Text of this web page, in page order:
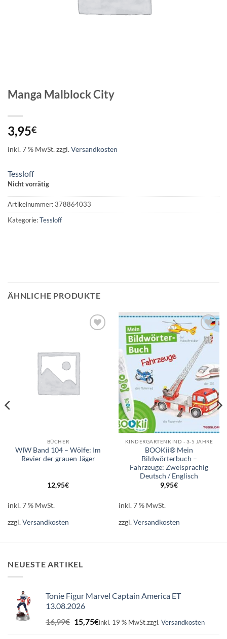
Manga Malblock City
3,95€
inkl. 7 % MwSt.zzgl.Versandkosten
Tessloff
Nicht vorrätig
Artikelnummer:378864033
Kategorie:Tessloff
ÄHNLICHE PRODUKTE
BÜCHER
WIW Band 104 – Wölfe: Im
Revier der grauen Jäger
12,95€
inkl. 7 % MwSt.
zzgl.Versandkosten
Auf die
Wunschliste
KINDERGARTENKIND - 3-5 JAHRE
BOOKii® Mein
Bildwörterbuch –
Fahrzeuge: Zweisprachig
Deutsch / Englisch
9,95€
inkl. 7 % MwSt.
zzgl.Versandkosten
NEUESTE ARTIKEL
Tonie Figur Marvel Captain America ET
13.08.2026
16,99€ Ursprünglicher
Preis
15,75€Aktueller
inkl. 19 % MwSt.zzgl. Versandkosten